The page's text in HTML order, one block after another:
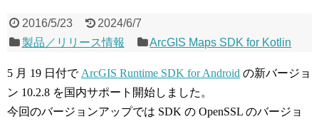
2016/5/23
2024/6/7
製品／リリース情報
ArcGIS Maps SDK for Kotlin
5 月 19 日付で ArcGIS Runtime SDK for Android の新バージョ
ン 10.2.8 を国内サポート開始しました。
今回のバージョンアップでは SDK の OpenSSL のバージョ